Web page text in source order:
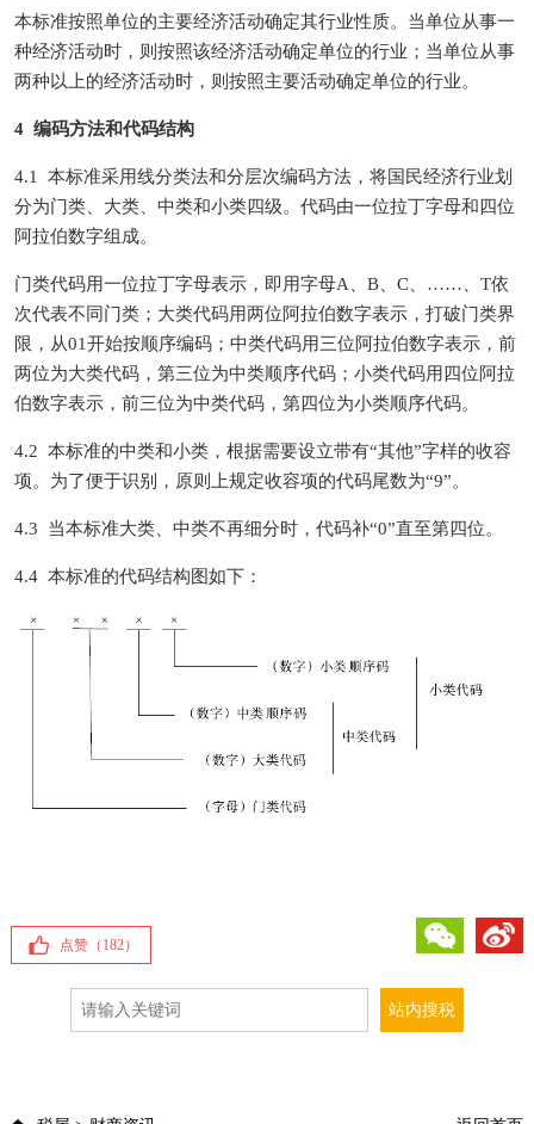
本标准按照单位的主要经济活动确定其行业性质。当单位从事一
种经济活动时，则按照该经济活动确定单位的行业；当单位从事
两种以上的经济活动时，则按照主要活动确定单位的行业。
4 编码方法和代码结构
4.1 本标准采用线分类法和分层次编码方法，将国民经济行业划
分为门类、大类、中类和小类四级。代码由一位拉丁字母和四位
阿拉伯数字组成。
门类代码用一位拉丁字母表示，即用字母A、B、C、……、T依
次代表不同门类；大类代码用两位阿拉伯数字表示，打破门类界
限，从01开始按顺序编码；中类代码用三位阿拉伯数字表示，前
两位为大类代码，第三位为中类顺序代码；小类代码用四位阿拉
伯数字表示，前三位为中类代码，第四位为小类顺序代码。
4.2 本标准的中类和小类，根据需要设立带有“其他”字样的收容
项。为了便于识别，原则上规定收容项的代码尾数为“9”。
4.3 当本标准大类、中类不再细分时，代码补“0”直至第四位。
4.4 本标准的代码结构图如下：
点赞（ 182）